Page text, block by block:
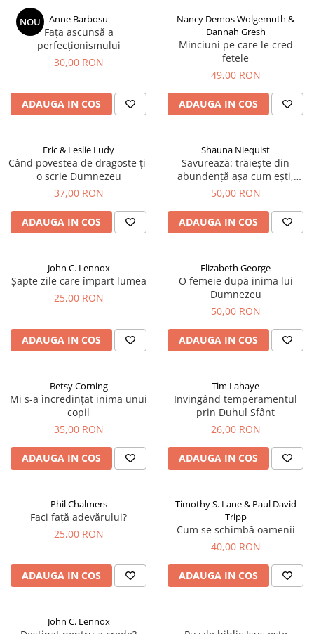
Lucrarea cu Copiii și Tinerii
Grupuri Mici
Închinare prin Muzică
Apologetică
Finanțe
Biografii
Reviste
NOU Anne Barbosu
Fața ascunsă a
perfecționismului
30,00 RON
ADAUGA IN COS
Nancy Demos Wolgemuth &
Dannah Gresh
Minciuni pe care le cred
fetele
49,00 RON
ADAUGA IN COS
Eric & Leslie Ludy
Când povestea de dragoste ți-
o scrie Dumnezeu
37,00 RON
ADAUGA IN COS
Shauna Niequist
Savurează: trăiește din
abundență așa cum ești,
acolo unde ești
50,00 RON
ADAUGA IN COS
John C. Lennox
Șapte zile care împart lumea
25,00 RON
ADAUGA IN COS
Elizabeth George
O femeie după inima lui
Dumnezeu
50,00 RON
ADAUGA IN COS
Betsy Corning
Mi s-a încredințat inima unui
copil
35,00 RON
ADAUGA IN COS
Tim Lahaye
Invingând temperamentul
prin Duhul Sfânt
26,00 RON
ADAUGA IN COS
Phil Chalmers
Faci față adevărului?
25,00 RON
ADAUGA IN COS
Timothy S. Lane & Paul David
Tripp
Cum se schimbă oamenii
40,00 RON
ADAUGA IN COS
John C. Lennox